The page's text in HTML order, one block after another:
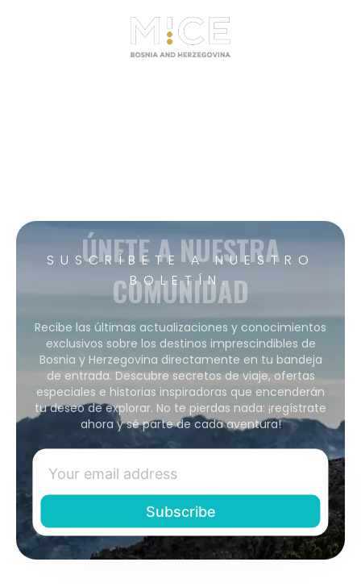
SUSCRÍBETE A NUESTRO
BOLETÍN.
ÚNETE A NUESTRA
COMUNIDAD
Recibe las últimas actualizaciones y conocimientos
exclusivos sobre los destinos imprescindibles de
Bosnia y Herzegovina directamente en tu bandeja
de entrada. Descubre secretos de viaje, ofertas
especiales e historias inspiradoras que encenderán
tu deseo de explorar. No te pierdas nada: ¡regístrate
ahora y sé parte de cada aventura!